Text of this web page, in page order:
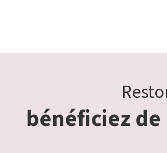
bénéficiez